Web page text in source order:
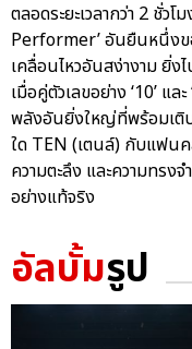
ตลอดระยะเวลากว่า 2 ชั่ว
Performer’ อันยืนหนึ่งข
เคลื่อนไหวอันสง่างาม ยิ่ง
เมื่อคู่ตัวเลขอย่าง ‘10’ แ
พลังอันยิ่งใหญ่ที่พร้อมเติ
ใด TEN (เตนล์) กับแฟนค
ความตะลึง และความทร
อย่างแท้จริง
อัลบั้มรูป